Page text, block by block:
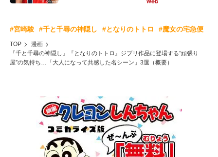
#宮崎駿 #千と千尋の神隠し #となりのトトロ #魔女の宅急便
TOP
漫画
『千と千尋の神隠し』『となりのトトロ』ジブリ作品に登場する“頑張り
屋”の気持ち…「大人になって共感した名シーン」3選（概要）